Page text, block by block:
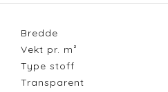
Bredde
Vekt pr. m²
Type stoff
Transparent